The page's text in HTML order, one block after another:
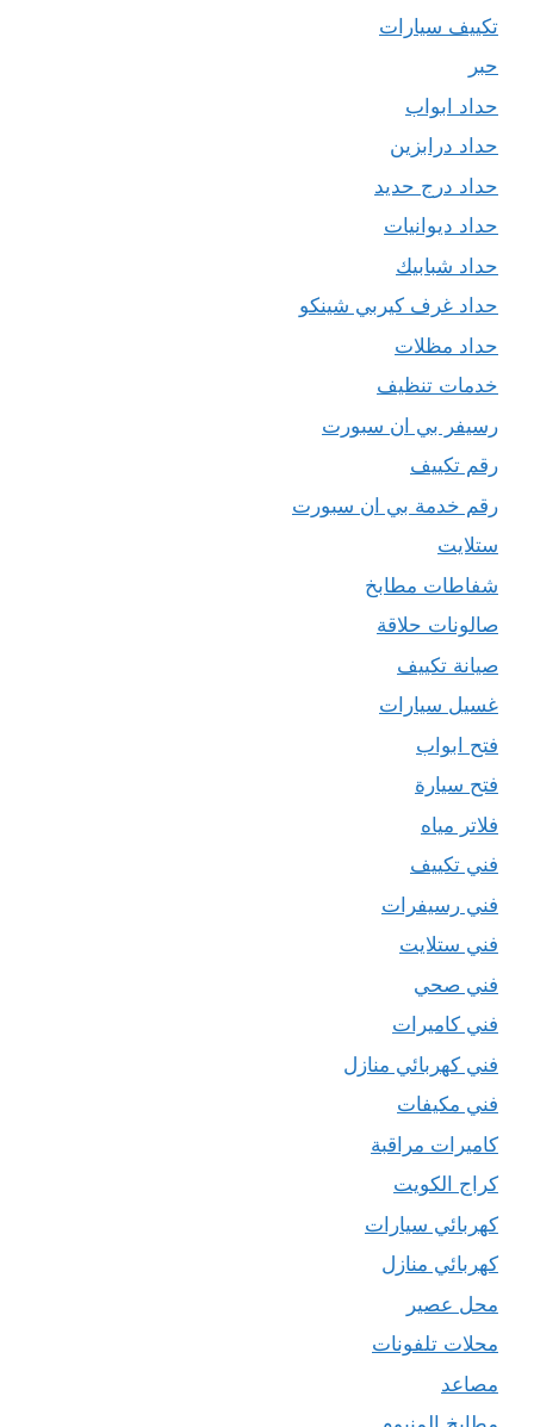
تكييف سيارات
حبر
حداد ابواب
حداد درابزين
حداد درج حديد
حداد ديوانيات
حداد شبابيك
حداد غرف كيربي شينكو
حداد مظلات
خدمات تنظيف
رسيفر بي ان سبورت
رقم تكييف
رقم خدمة بي ان سبورت
ستلايت
شفاطات مطابخ
صالونات حلاقة
صيانة تكييف
غسيل سيارات
فتح ابواب
فتح سيارة
فلاتر مياه
فني تكييف
فني رسيفرات
فني ستلايت
فني صحي
فني كاميرات
فني كهربائي منازل
فني مكيفات
كاميرات مراقبة
كراج الكويت
كهربائي سيارات
كهربائي منازل
محل عصير
محلات تلفونات
مصاعد